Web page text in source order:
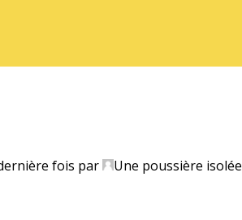
fois par Une poussière isolée